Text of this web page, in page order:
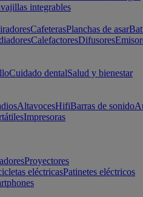
integrables
CafeterasPlanchas de asar
CalefactoresDifusores
Cuidado dentalSalud y bienestar
AltavocesHifiBarras de sonido
Impresoras
Proyectores
eléctricasPatinetes eléctricos